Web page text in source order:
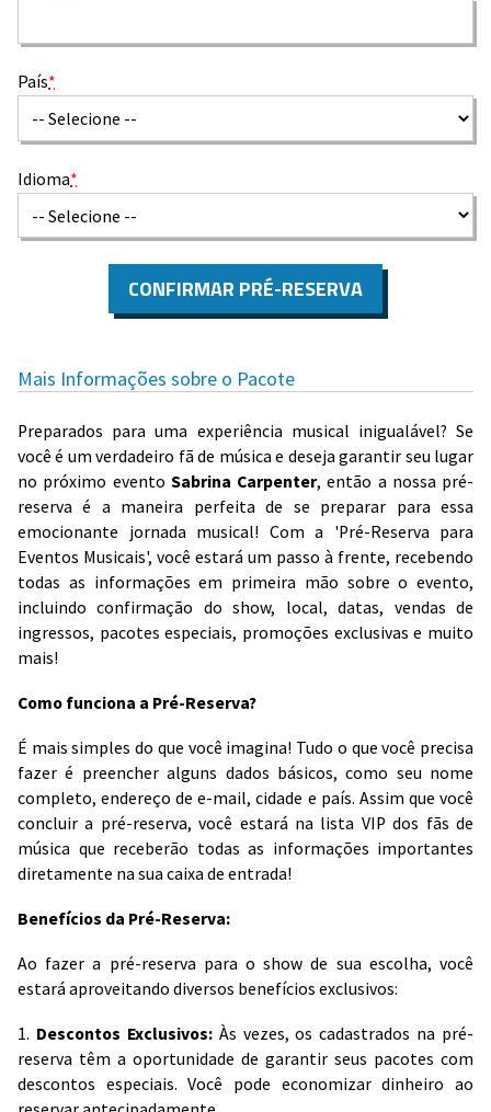
País*
Idioma*
CONFIRMAR PRÉ-RESERVA
Mais Informações sobre o Pacote
Preparados para uma experiência musical inigualável? Se
você é um verdadeiro fã de música e deseja garantir seu lugar
no próximo evento Sabrina Carpenter, então a nossa pré-
reserva é a maneira perfeita de se preparar para essa
emocionante jornada musical! Com a 'Pré-Reserva para
Eventos Musicais', você estará um passo à frente, recebendo
todas as informações em primeira mão sobre o evento,
incluindo confirmação do show, local, datas, vendas de
ingressos, pacotes especiais, promoções exclusivas e muito
mais!
Como funciona a Pré-Reserva?
É mais simples do que você imagina! Tudo o que você precisa
fazer é preencher alguns dados básicos, como seu nome
completo, endereço de e-mail, cidade e país. Assim que você
concluir a pré-reserva, você estará na lista VIP dos fãs de
música que receberão todas as informações importantes
diretamente na sua caixa de entrada!
Benefícios da Pré-Reserva:
Ao fazer a pré-reserva para o show de sua escolha, você
estará aproveitando diversos benefícios exclusivos:
1. Descontos Exclusivos:Às vezes, os cadastrados na pré-
reserva têm a oportunidade de garantir seus pacotes com
descontos especiais. Você pode economizar dinheiro ao